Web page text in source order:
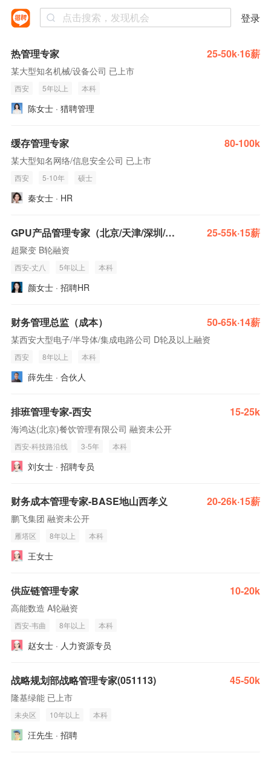
登录
热管理专家 25-50k·16薪
某大型知名机械/设备公司 已上市
西安 5年以上 本科
陈女士 · 猎聘管理
缓存管理专家 80-100k
某大型知名网络/信息安全公司 已上市
西安 5-10年 硕士
秦女士 · HR
GPU产品管理专家（北京/天津/深圳/东莞/杭州/西安均可） 25-55k·15薪
超聚变 B轮融资
西安-丈八 5年以上 本科
颜女士 · 招聘HR
财务管理总监（成本） 50-65k·14薪
某西安大型电子/半导体/集成电路公司 D轮及以上融资
西安 8年以上 本科
薛先生 · 合伙人
排班管理专家-西安 15-25k
海鸿达(北京)餐饮管理有限公司 融资未公开
西安-科技路沿线 3-5年 本科
刘女士 · 招聘专员
财务成本管理专家-BASE地山西孝义 20-26k·15薪
鹏飞集团 融资未公开
雁塔区 8年以上 本科
王女士
供应链管理专家 10-20k
高能数造 A轮融资
西安-韦曲 8年以上 本科
赵女士 · 人力资源专员
战略规划部战略管理专家(051113) 45-50k
隆基绿能 已上市
未央区 10年以上 本科
汪先生 · 招聘